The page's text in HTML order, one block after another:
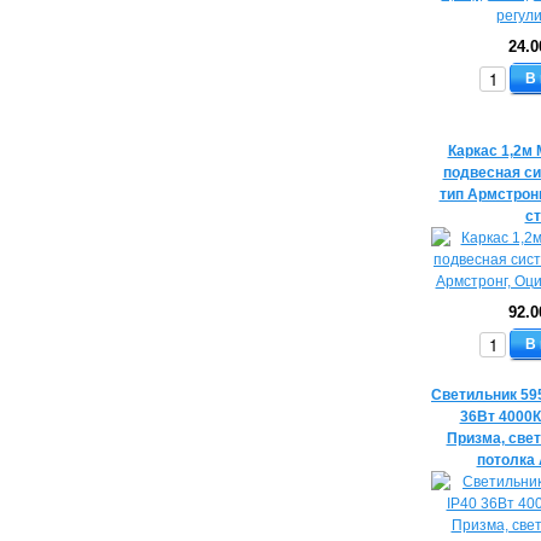
В
Каркас 1,2м
подвесная
тип
В
Светильник
36Вт
Призма,
потолка